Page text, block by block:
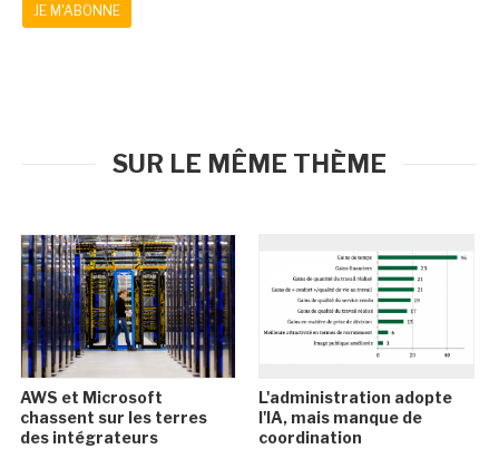
JE M'ABONNE
SUR LE MÊME THÈME
AWS et Microsoft
chassent sur les terres
des intégrateurs
L'administration adopte
l'IA, mais manque de
coordination